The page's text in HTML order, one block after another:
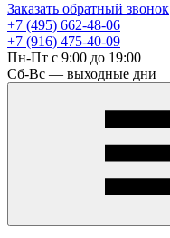
Заказать обратный звонок
+7 (495) 662-48-06
+7 (916) 475-40-09
Пн-Пт с 9:00 до 19:00
Сб-Вс — выходные дни